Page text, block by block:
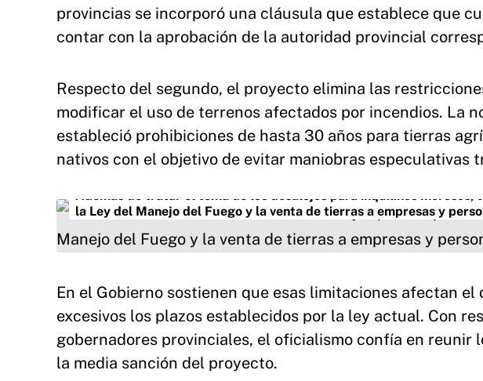
provincias se incorporó una cláusula que establece que
contar con la aprobación de la autoridad provincial
Respecto del segundo, el proyecto elimina las
modificar el uso de terrenos afectados por incendios. La
estableció prohibiciones de hasta 30 años para tierras
nativos con el objetivo de evitar maniobras especulativas
Además de tratar el tema de los desalojos para inquilinos morosos,
la Ley del Manejo del Fuego y la venta de tierras a empresas y
En el Gobierno sostienen que esas limitaciones afectan
excesivos los plazos establecidos por la ley actual. Con
gobernadores provinciales, el oficialismo confía en reunir
la media sanción del proyecto.